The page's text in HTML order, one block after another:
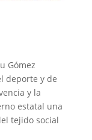
Gómez
deporte y de
y la
estatal una
tejido social